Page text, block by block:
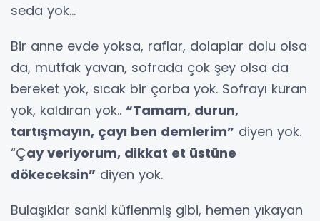
seda yok…
Bir anne evde yoksa, raflar, dolaplar dolu olsa
da, mutfak yavan, sofrada çok şey olsa da
bereket yok, sıcak bir çorba yok. Sofrayı kuran
yok, kaldıran yok.. “Tamam, durun,
tartışmayın, çayı ben demlerim” diyen yok.
“Çay veriyorum, dikkat et üstüne
dökeceksin” diyen yok.
Bulaşıklar sanki küflenmiş gibi, hemen yıkayan